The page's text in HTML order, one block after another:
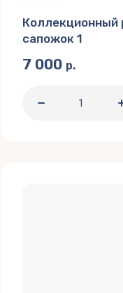
Коллекционный
сапожок 1
7 000 р.